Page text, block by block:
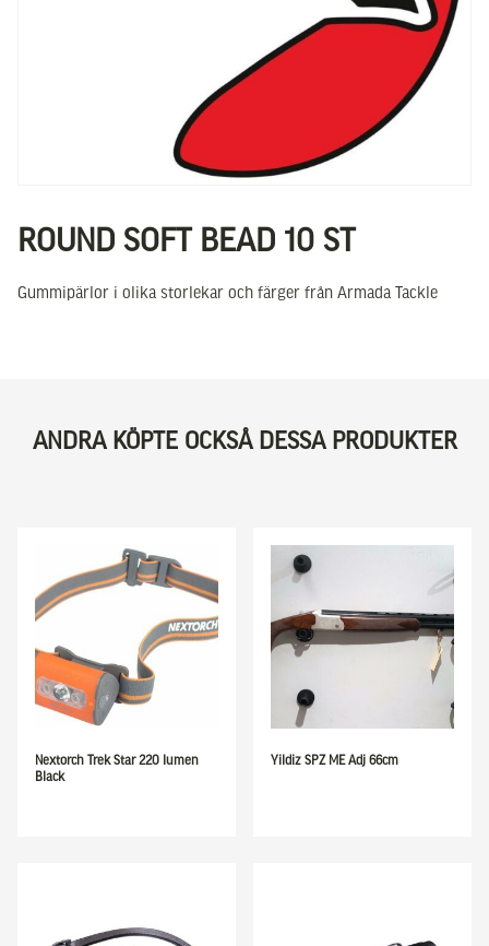
ROUND SOFT BEAD 10 ST
Gummipärlor i olika storlekar och färger från Armada Tackle
ANDRA KÖPTE OCKSÅ DESSA PRODUKTER
Nextorch Trek Star 220 lumen
Black
Yildiz SPZ ME Adj 66cm